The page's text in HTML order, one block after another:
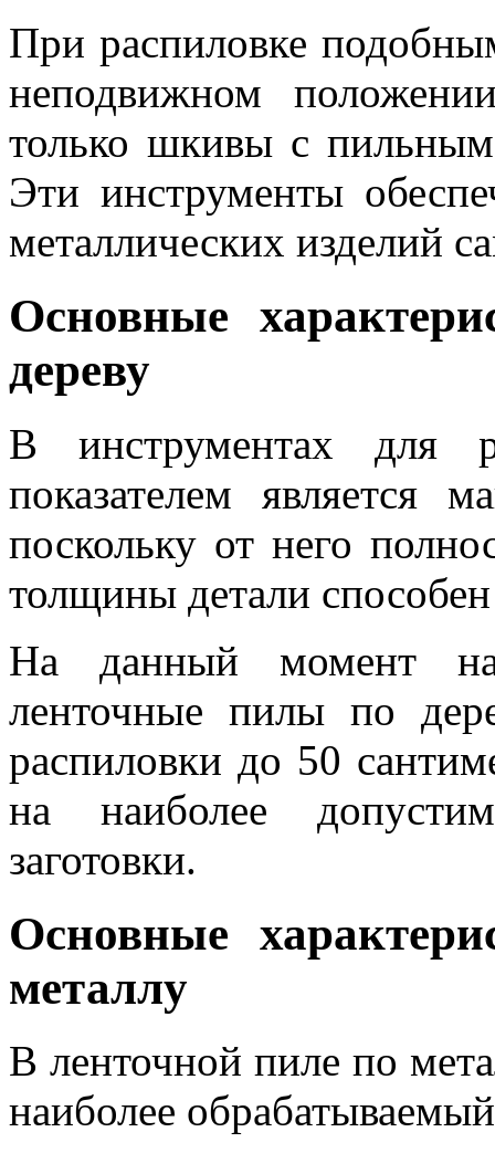
При распиловке
неподвижном
только шкивы с
Эти инструменты
металлических изделий
Основные
дереву
В инструментах для
показателем является
поскольку от него
толщины детали
На данный момент
ленточные пилы по
распиловки до 50
на наиболее
заготовки.
Основные
металлу
В ленточной пиле по
наиболее